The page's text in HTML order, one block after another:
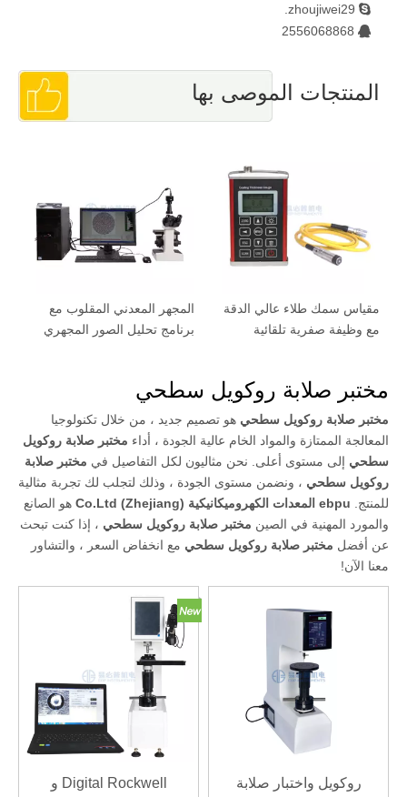

zhoujiwei29.

2556068868
المنتجات الموصى بها
المجهر المعدني المقلوب مع
برنامج تحليل الصور المجهري
مقياس سمك طلاء عالي الدقة
مع وظيفة صفرية تلقائية
مختبر صلابة روكويل سطحي
مختبر صلابة روكويل سطحي هو تصميم جديد ، من خلال تكنولوجيا
المعالجة الممتازة والمواد الخام عالية الجودة ، أداء مختبر صلابة روكويل
سطحي إلى مستوى أعلى. نحن مثاليون لكل التفاصيل في مختبر صلابة
روكويل سطحي ، ونضمن مستوى الجودة ، وذلك لتجلب لك تجربة مثالية
للمنتج. ebpu المعدات الكهروميكانيكية (Zhejiang) Co.Ltd
هو الصانع
والمورد المهنية في الصين مختبر صلابة روكويل سطحي ، إذا كنت تبحث
عن أفضل مختبر صلابة روكويل سطحي مع انخفاض السعر ، والتشاور
معنا الآن!
روكويل واختبار صلابة
Digital Rockwell و